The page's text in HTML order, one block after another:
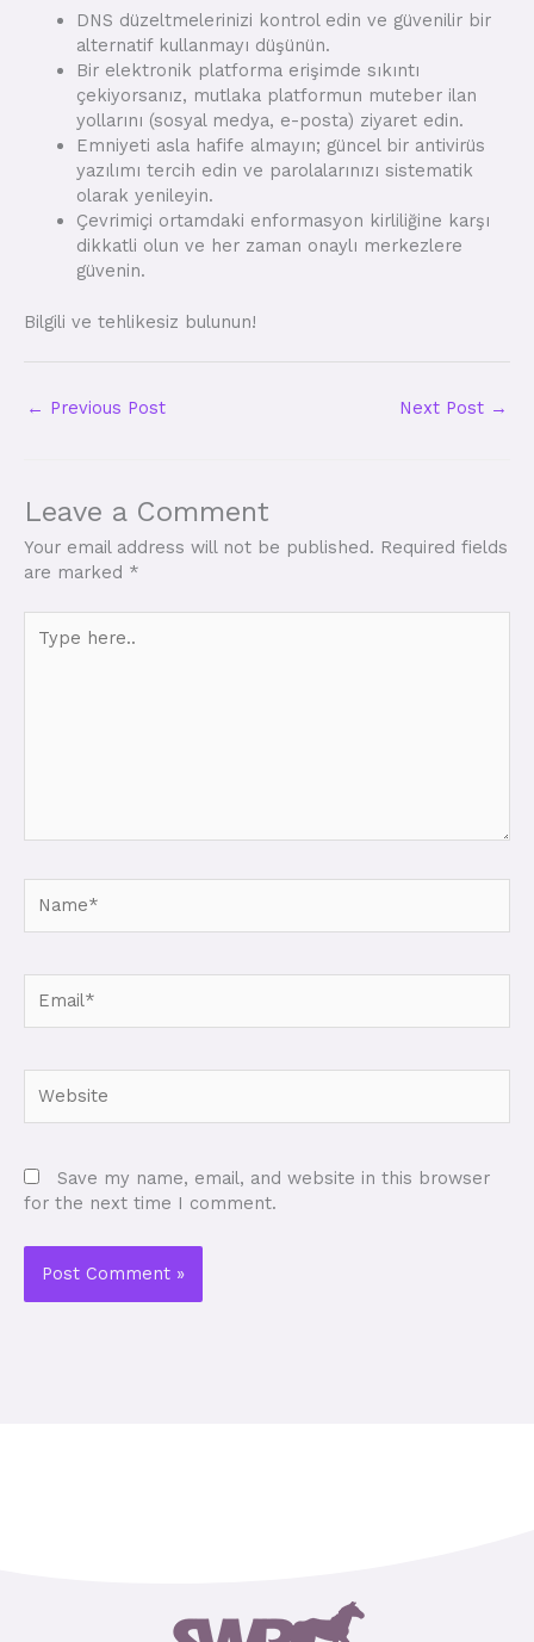
DNS düzeltmelerinizi kontrol edin ve güvenilir bir
alternatif kullanmayı düşünün.
Bir elektronik platforma erişimde sıkıntı
çekiyorsanız, mutlaka platformun muteber ilan
yollarını (sosyal medya, e-posta) ziyaret edin.
Emniyeti asla hafife almayın; güncel bir antivirüs
yazılımı tercih edin ve parolalarınızı sistematik
olarak yenileyin.
Çevrimiçi ortamdaki enformasyon kirliliğine karşı
dikkatli olun ve her zaman onaylı merkezlere
güvenin.
Bilgili ve tehlikesiz bulunun!
← Previous Post Next Post →
Leave a Comment
Your email address will not be published. Required fields
are marked *
here..
Save my name, email, and website in this browser
for the next time I comment.